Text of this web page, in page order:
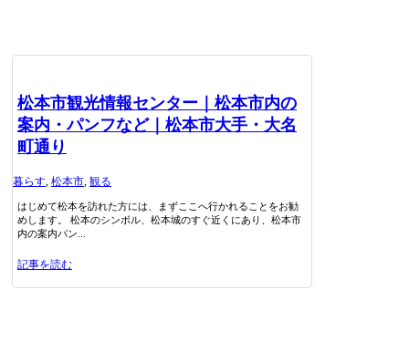
松本市観光情報センター｜松本市内の
案内・パンフなど｜松本市大手・大名
町通り
暮らす, 松本市, 観る
はじめて松本を訪れた方には、まずここへ行かれることをお勧
めします。 松本のシンボル、松本城のすぐ近くにあり、松本市
内の案内パン...
記事を読む